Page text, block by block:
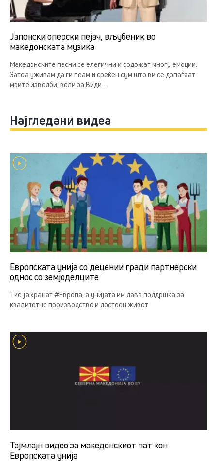
Јапонски оперски пејач, вљубеник во
македонската музика
Македонските песни се елегични и содржат многу емоции.
Затоа уживам да ги пеам и среќен сум што ви се допаѓаат
моите изведби, вели за Види ...
Најгледани видеа
Европската унија со децении гради партнерски
однос со земјоделцитe
Тие ја хранат #Европа, а унијата им дава поддршка за
квалитетно производство и достоен живот
Тајмлајн видео за македонскиот пат кон
Европската унија